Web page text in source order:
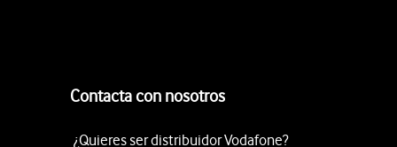
Contacta con nosotros
¿Quieres ser distribuidor Vodafone?